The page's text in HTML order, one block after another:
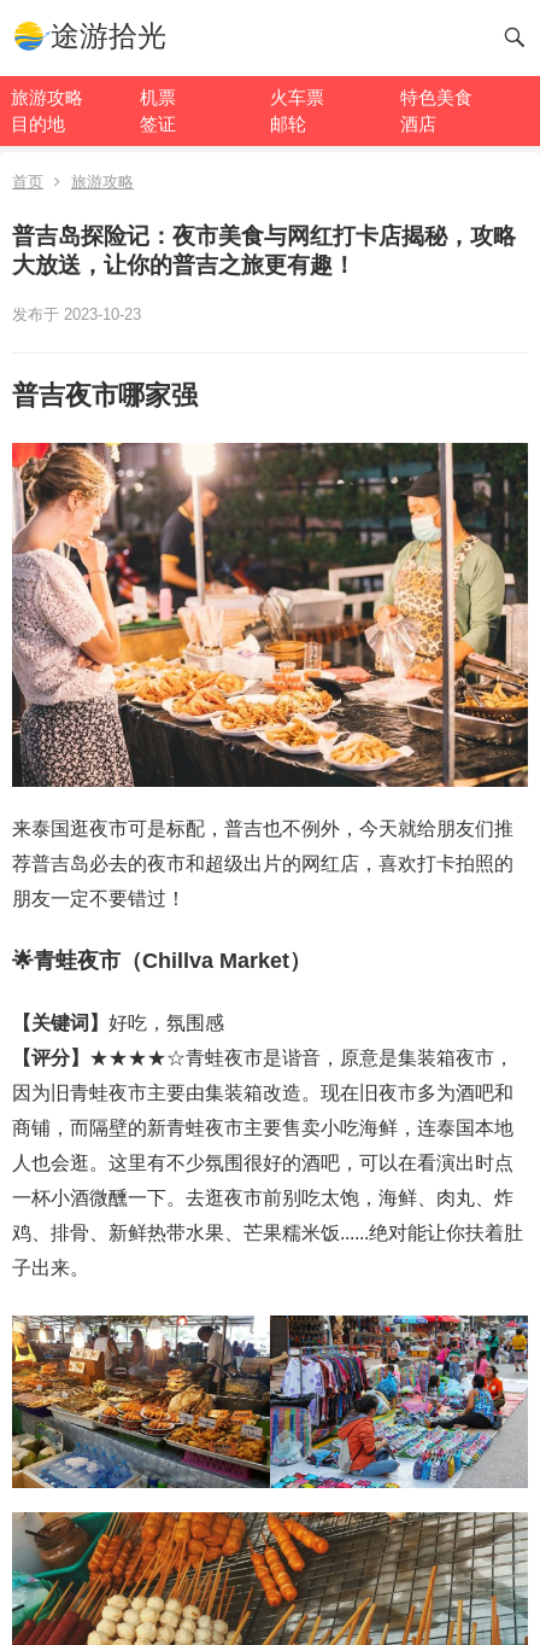
途游拾光
旅游攻略 机票 火车票
特色美食
目的地
签证 邮轮 酒店
首页 旅游攻略
普吉岛探险记：夜市美食与网红打卡店揭秘，攻略
大放送，让你的普吉之旅更有趣！
发布于 2023-10-23
普吉夜市哪家强
来泰国逛夜市可是标配，普吉也不例外，今天就给朋友们推
荐普吉岛必去的夜市和超级出片的网红店，喜欢打卡拍照的
朋友一定不要错过！
🌟青蛙夜市（Chillva Market）
【关键词】 好吃，氛围感
【评分】 ★★★★☆青蛙夜市是谐音，原意是集装箱夜市，
因为旧青蛙夜市主要由集装箱改造。现在旧夜市多为酒吧和
商铺，而隔壁的新青蛙夜市主要售卖小吃海鲜，连泰国本地
人也会逛。这里有不少氛围很好的酒吧，可以在看演出时点
一杯小酒微醺一下。去逛夜市前别吃太饱，海鲜、肉丸、炸
鸡、排骨、新鲜热带水果、芒果糯米饭......绝对能让你扶着肚
子出来。